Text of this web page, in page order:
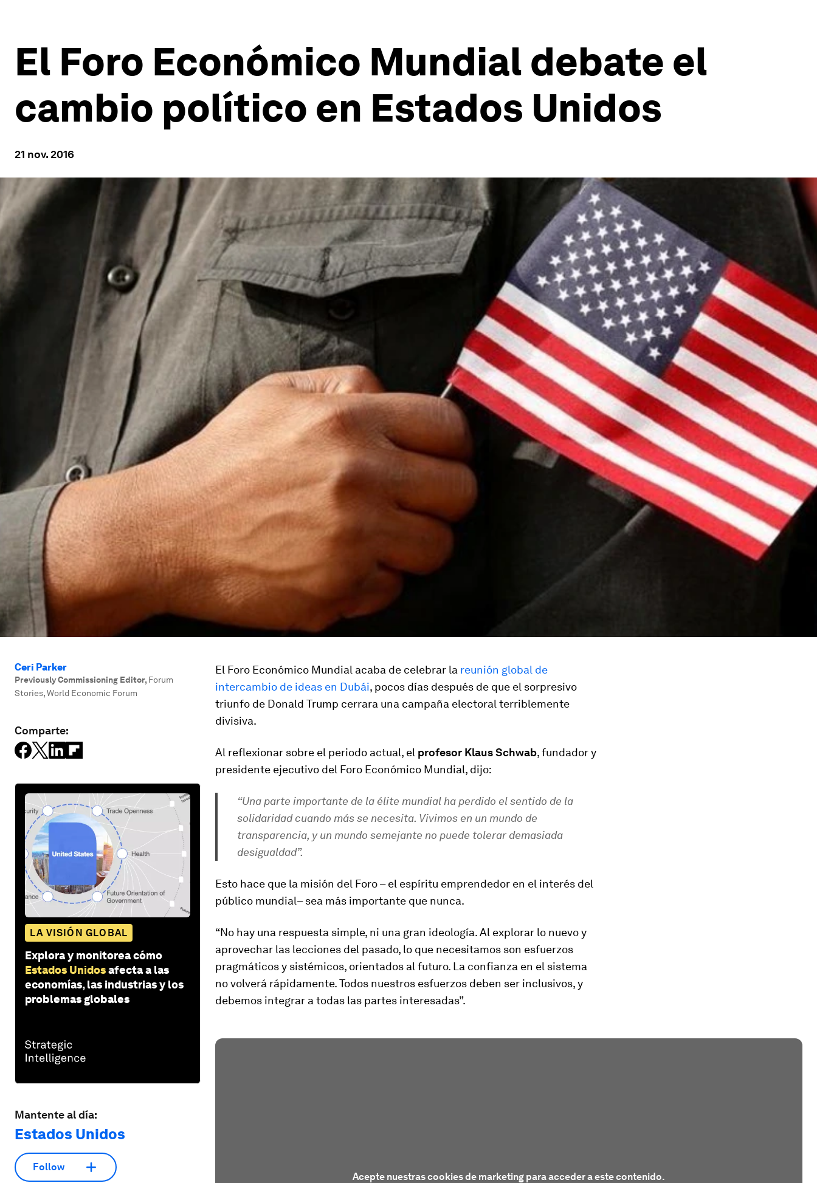
El Foro Económico Mundial debate el
cambio político en Estados Unidos
21 nov. 2016
Ceri Parker
Previously Commissioning Editor, Forum
Stories, World Economic Forum
Comparte:
LA VISIÓN GLOBAL
Explora y monitorea cómo
Estados Unidosafecta a las
economías, las industrias y los
problemas globales
Mantente al día:
Estados Unidos
Follow
El Foro Económico Mundial acaba de celebrar la reunión global de
intercambio de ideas en Dubái, pocos días después de que el sorpresivo
triunfo de Donald Trump cerrara una campaña electoral terriblemente
divisiva.
Al reflexionar sobre el periodo actual, el profesor Klaus Schwab, fundador y
presidente ejecutivo del Foro Económico Mundial, dijo:
“Una parte importante de la élite mundial ha perdido el sentido de la
solidaridad cuando más se necesita. Vivimos en un mundo de
transparencia, y un mundo semejante no puede tolerar demasiada
desigualdad”.
Esto hace que la misión del Foro – el espíritu emprendedor en el interés del
público mundial– sea más importante que nunca.
“No hay una respuesta simple, ni una gran ideología. Al explorar lo nuevo y
aprovechar las lecciones del pasado, lo que necesitamos son esfuerzos
pragmáticos y sistémicos, orientados al futuro. La confianza en el sistema
no volverá rápidamente. Todos nuestros esfuerzos deben ser inclusivos, y
debemos integrar a todas las partes interesadas”.
Acepte nuestras cookies de marketing para acceder a este contenido.